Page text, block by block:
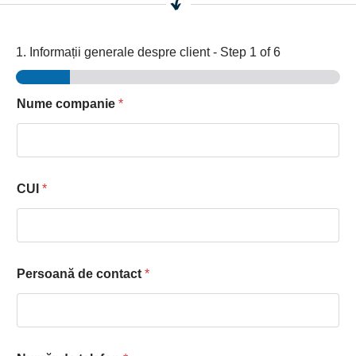
1. Informații generale despre client- Step 1 of 6
Nume companie *
CUI *
Persoană de contact *